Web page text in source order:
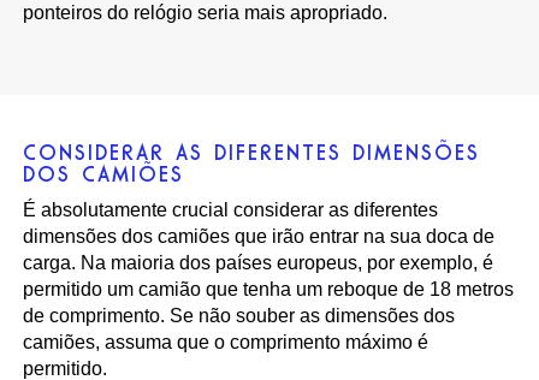
ponteiros do relógio seria mais apropriado.
CONSIDERAR AS DIFERENTES DIMENSÕES
DOS CAMIÕES
É absolutamente crucial considerar as diferentes
dimensões dos camiões que irão entrar na sua doca de
carga. Na maioria dos países europeus, por exemplo, é
permitido um camião que tenha um reboque de 18 metros
de comprimento. Se não souber as dimensões dos
camiões, assuma que o comprimento máximo é
permitido.